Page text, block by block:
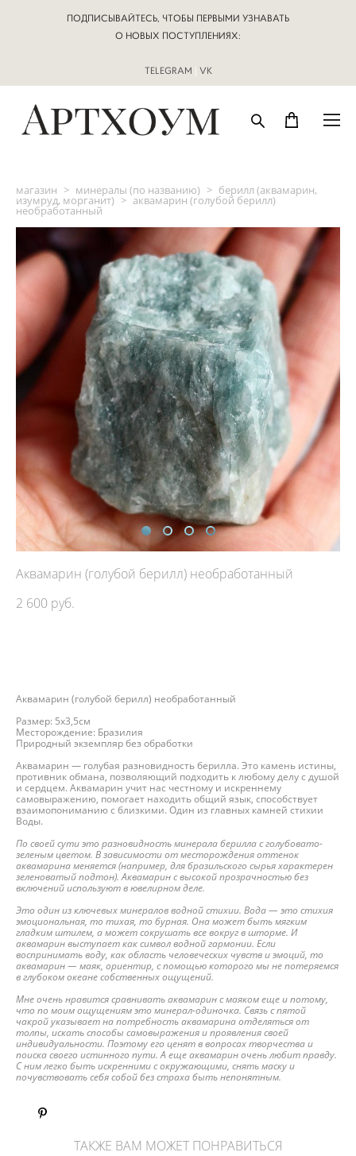
ПОДПИСЫВАЙТЕСЬ, ЧТОБЫ ПЕРВЫМИ УЗНАВАТЬ
О НОВЫХ ПОСТУПЛЕНИЯХ:
TELEGRAM | VK
магазин > минералы (по названию) > берилл (аквамарин,
изумруд, морганит) > аквамарин (голубой берилл)
необработанный
Аквамарин (голубой берилл) необработанный
2 600 pуб.
Аквамарин (голубой берилл) необработанный
Размер: 5х3,5см
Месторождение: Бразилия
Природный экземпляр без обработки
Аквамарин — голубая разновидность берилла. Это камень истины,
противник обмана, позволяющий подходить к любому делу с душой
и сердцем. Аквамарин учит нас честному и искреннему
самовыражению, помогает находить общий язык, способствует
взаимопониманию с близкими. Один из главных камней стихии
Воды.
По своей сути это разновидность минерала берилла с голубовато-
зеленым цветом. В зависимости от месторождения оттенок
аквамарина меняется (например, для бразильского сырья характерен
зеленоватый подтон). Аквамарин с высокой прозрачностью без
включений используют в ювелирном деле.
Это один из ключевых минералов водной стихии. Вода — это стихия
эмоциональная, то тихая, то бурная. Она может быть мягким
гладким штилем, а может сокрушать все вокруг в шторме. И
аквамарин выступает как символ водной гармонии. Если
воспринимать воду, как область человеческих чувств и эмоций, то
аквамарин — маяк, ориентир, с помощью которого мы не потеряемся
в глубоком океане собственных ощущений.
Мне очень нравится сравнивать аквамарин с маяком еще и потому,
что по моим ощущениям это минерал-одиночка. Связь с пятой
чакрой указывает на потребность аквамарина отделяться от
толпы, искать способы самовыражения и проявления своей
индивидуальности. Поэтому его ценят в вопросах творчества и
поиска своего истинного пути. А еще аквамарин очень любит правду.
С ним легко быть искренними с окружающими, снять маску и
почувствовать себя собой без страха быть непонятным.
ТАКЖЕ ВАМ МОЖЕТ ПОНРАВИТЬСЯ